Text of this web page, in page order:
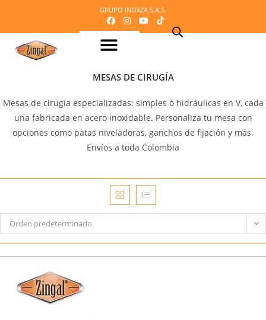
GRUPO INOXZA S.A.S.
MESAS DE CIRUGÍA
Mesas de cirugía especializadas: simples ó hidráulicas en V, cada
una fabricada en acero inoxidable. Personaliza tu mesa con
opciones como patas niveladoras, ganchos de fijación y más.
Envíos a toda Colombia
Orden predeterminado